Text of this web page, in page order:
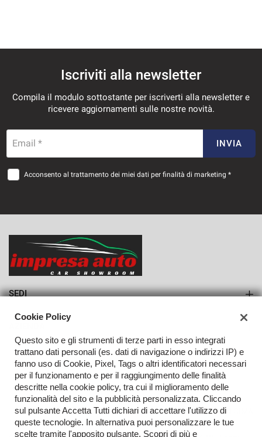
Iscriviti alla newsletter
Compila il modulo sottostante per iscriverti alla newsletter e
ricevere aggiornamenti sulle nostre novità.
Email * INVIA
Acconsento al trattamento dei miei dati per finalità di marketing *
SEDI
Azienda
Contatti
TORNA IN CIMA
Cookie Policy
Questo sito e gli strumenti di terze parti in esso integrati
trattano dati personali (es. dati di navigazione o indirizzi IP) e
fanno uso di Cookie, Pixel, Tags o altri identificatori necessari
per il funzionamento e per il raggiungimento delle finalità
descritte nella cookie policy, tra cui il miglioramento delle
funzionalità del sito e la pubblicità personalizzata. Cliccando
sul pulsante Accetta Tutti dichiari di accettare l'utilizzo di
queste tecnologie. In alternativa puoi personalizzare le tue
scelte tramite l'apposito pulsante. Scopri di più e